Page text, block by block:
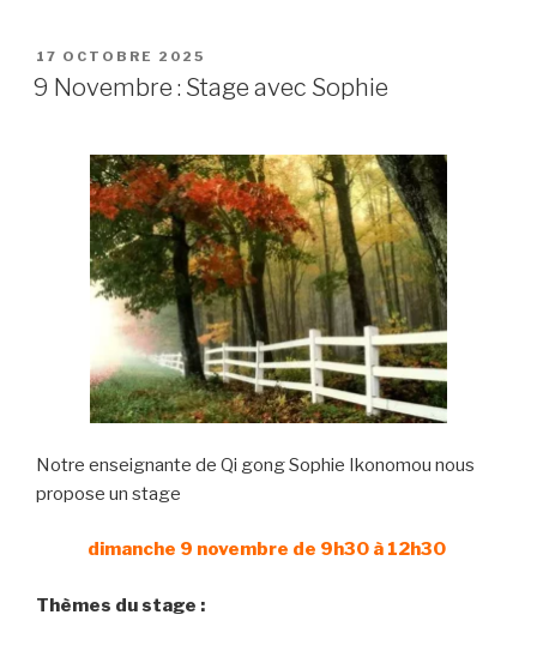
PUBLIÉ
LE
17 OCTOBRE 2025
9 Novembre : Stage avec Sophie
Notre enseignante de Qi gong Sophie Ikonomou nous
propose un stage
dimanche 9 novembre de 9h30 à 12h30
Thèmes du stage :